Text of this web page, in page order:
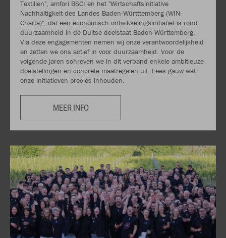
Textilien", amfori BSCI en het "Wirtschaftsinitiative
Nachhaltigkeit des Landes Baden-Württtemberg (WIN-
Charta)", dat een economisch ontwikkelingsinitiatief is rond
duurzaamheid in de Duitse deelstaat Baden-Württemberg.
Via deze engagementen nemen wij onze verantwoordelijkheid
en zetten we ons actief in voor duurzaamheid. Voor de
volgende jaren schreven we in dit verband enkele ambitieuze
doelstellingen en concrete maatregelen uit. Lees gauw wat
onze initiatieven precies inhouden.
MEER INFO